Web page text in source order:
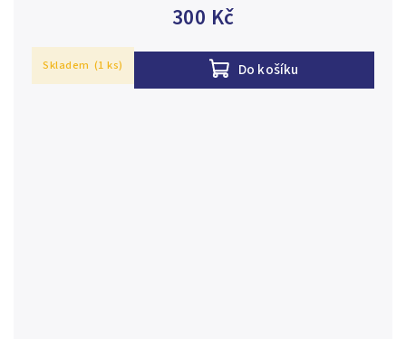
300 Kč
Do košíku
Skladem (1 ks)